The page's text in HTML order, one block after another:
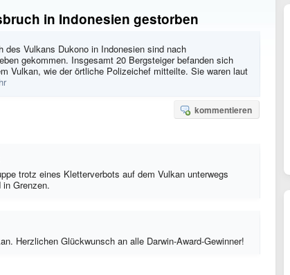
in Indonesien gestorben
des Vulkans Dukono in Indonesien sind nach
gekommen. Insgesamt 20 Bergsteiger befanden sich
Vulkan, wie der örtliche Polizeichef mitteilte. Sie waren laut
kommentieren
trotz eines Kletterverbots auf dem Vulkan unterwegs
Grenzen.
Herzlichen Glückwunsch an alle Darwin-Award-Gewinner!